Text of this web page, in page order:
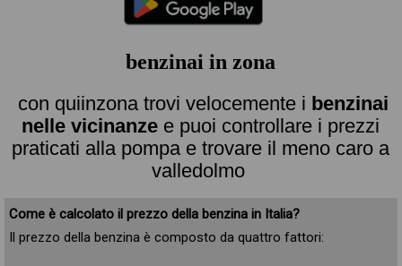
benzinai in zona
con quiinzona trovi velocemente i benzinai
nelle vicinanze e puoi controllare i prezzi
praticati alla pompa e trovare il meno caro a
valledolmo
Come è calcolato il prezzo della benzina in Italia?
Il prezzo della benzina è composto da quattro fattori: